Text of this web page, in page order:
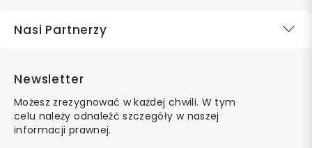
Nasi Partnerzy
Newsletter
Możesz zrezygnować w każdej chwili. W tym
celu należy odnaleźć szczegóły w naszej
informacji prawnej.